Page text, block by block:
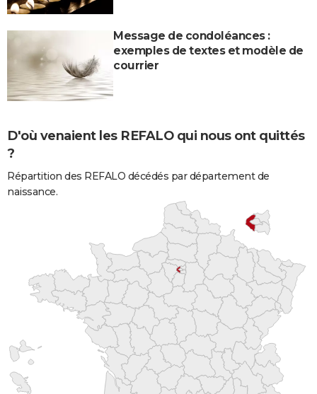
Message de condoléances :
exemples de textes et modèle de
courrier
D'où venaient les REFALO qui nous ont quittés
?
Répartition des REFALO décédés par département de
naissance.